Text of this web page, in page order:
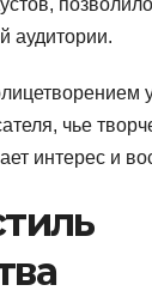
аудитории.
чье
интерес и